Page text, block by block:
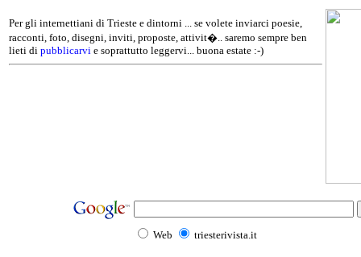
Per gli internettiani di Trieste e dintorni ... se volete inviarci poesie,
racconti, foto, disegni, inviti, proposte, attivit�.. saremo sempre ben
lieti di pubblicarvi e soprattutto leggervi... buona estate :-)
Web triesterivista.it